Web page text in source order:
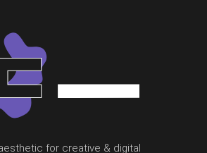
for creative & digital